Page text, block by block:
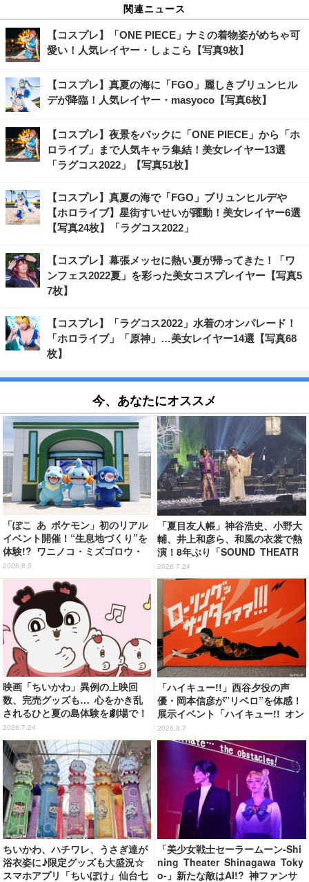
関連ニュース
【コスプレ】「ONE PIECE」ナミの着物姿がめちゃ可
愛い！人気レイヤー・しょこら【写真9枚】
【コスプレ】真夏の海に「FGO」麗しきブリュンヒル
デが降臨！人気レイヤー・masyoco【写真6枚】
【コスプレ】夜景をバックに「ONE PIECE」から「ホ
ロライブ」まで人気キャラ集結！美女レイヤー13選
「ラグコス2022」【写真51枚】
【コスプレ】真夏の海で「FGO」ブリュンヒルデや
【ホロライブ】星街すいせいが躍動！美女レイヤー6選
【写真24枚】「ラグコス2022」
【コスプレ】幕張メッセに熱い夏が帰ってきた！「ワ
ンフェス2022夏」を彩った美女コスプレイヤー【写真5
7枚】
【コスプレ】「ラグコス2022」水着のオンパレード！
「ホロライブ」「原神」…美女レイヤー14選【写真68
枚】
今、あなたにオススメ
「ぽこ あ ポケモン」初のリアル
イベント開催！“生息地づくり”を
体験!? ワニノコ・ミズゴロウ・
アシマリもワクワク☆ 「ブクブ
クうみぞこの街」in横浜赤レンガ
倉庫 ～8月9日まで【レポート】
2026.8.5
「夏目友人帳」神谷浩史、小野大
輔、井上和彦ら、和風の衣裳で熱
演！8年ぶり「SOUND THEATR
E」夜公演レポート
2026.7.24
映画「ちいかわ」異例の上映回
数、完売グッズも… 心をかき乱
されるひと夏の島体験を劇場で！
【ネタバレなし初日レポ】
2026.7.24
「ハイキュー!!」西谷夕役の声
優・岡本信彦が”リベロ”を体感！
展示イベント「ハイキュー!! オン
ザ コート」東京会場が開幕
2026.8.7
ちいかわ、ハチワレ、うさぎ達が
浴衣姿に♪限定グッズも大盛況☆
スマホアプリ「ちいぽけ」仙台七
「美少女戦士セーラームーン-Shi
ning Theater Shinagawa Toky
o-」新たな敵はAI!? 神ファンサ